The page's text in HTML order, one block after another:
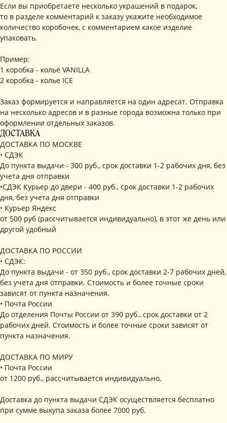
Если вы приобретаете несколько украшений в подарок,
то в разделе комментарий к заказу укажите необходимое
количество коробочек, с комментарием какое изделие
упаковать.
Пример:
1 коробка - колье VANILLA
2 коробка - колье ICE
Заказ формируется и направляется на один адресат. Отправка
на несколько адресов и в разные города возможна только при
оформлении отдельных заказов.
ДОСТАВКА
ДОСТАВКА ПО МОСКВЕ
• СДЭК
До пункта выдачи - 300 руб., срок доставки 1-2 рабочих дня, без
учета дня отправки
•СДЭК Курьер до двери - 400 руб., срок доставки 1-2 рабочих
дня, без учета дня отправки
• Курьер Яндекс
от 500 руб (рассчитывается индивидуально), в этот же день или
другой удобный
ДОСТАВКА ПО РОССИИ
• СДЭК:
До пункта выдачи - от 350 руб., срок доставки 2-7 рабочих дней,
без учета дня отправки. Стоимость и более точные сроки
зависят от пункта назначения.
• Почта России
До отделения Почты России от 390 руб., срок доставки от 2
рабочих дней. Стоимость и более точные сроки зависят от
пункта назначения.
ДОСТАВКА ПО МИРУ
• Почта России
от 1200 руб., рассчитывается индивидуально.
Доставка до пункта выдачи СДЭК осуществляется бесплатно
при сумме выкупа заказа более 7000 руб.